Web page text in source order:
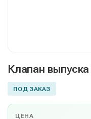
Клапан
ПОД ЗАКАЗ
ЦЕНА